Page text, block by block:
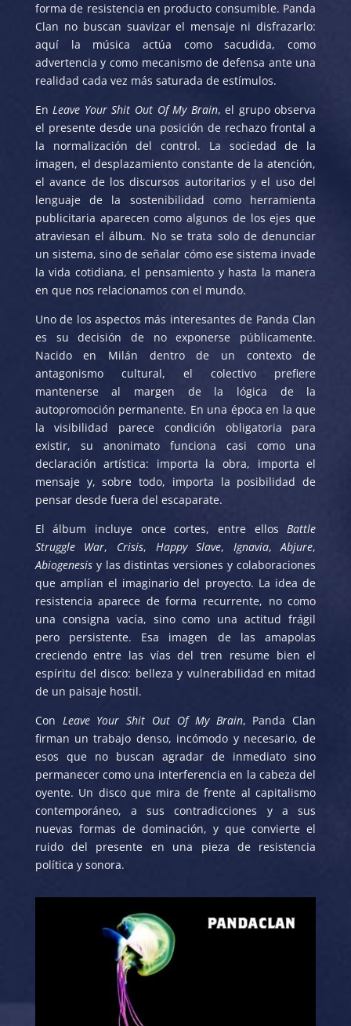
forma de resistencia en producto consumible. Panda
Clan no buscan suavizar el mensaje ni disfrazarlo:
aquí la música actúa como sacudida, como
advertencia y como mecanismo de defensa ante una
realidad cada vez más saturada de estímulos.
EnLeave Your Shit Out Of My Brain, el grupo observa
el presente desde una posición de rechazo frontal a
la normalización del control. La sociedad de la
imagen, el desplazamiento constante de la atención,
el avance de los discursos autoritarios y el uso del
lenguaje de la sostenibilidad como herramienta
publicitaria aparecen como algunos de los ejes que
atraviesan el álbum. No se trata solo de denunciar
un sistema, sino de señalar cómo ese sistema invade
la vida cotidiana, el pensamiento y hasta la manera
en que nos relacionamos con el mundo.
Uno de los aspectos más interesantes de Panda Clan
es su decisión de no exponerse públicamente.
Nacido en Milán dentro de un contexto de
antagonismo cultural, el colectivo prefiere
mantenerse al margen de la lógica de la
autopromoción permanente. En una época en la que
la visibilidad parece condición obligatoria para
existir, su anonimato funciona casi como una
declaración artística: importa la obra, importa el
mensaje y, sobre todo, importa la posibilidad de
pensar desde fuera del escaparate.
El álbum incluye once cortes, entre ellosBattle
Struggle War, Crisis, Happy Slave, Ignavia,Abjure,
Abiogenesisy las distintas versiones y colaboraciones
que amplían el imaginario del proyecto. La idea de
resistencia aparece de forma recurrente, no como
una consigna vacía, sino como una actitud frágil
pero persistente. Esa imagen de las amapolas
creciendo entre las vías del tren resume bien el
espíritu del disco: belleza y vulnerabilidad en mitad
de un paisaje hostil.
Con Leave Your Shit Out Of My Brain, Panda Clan
firman un trabajo denso, incómodo y necesario, de
esos que no buscan agradar de inmediato sino
permanecer como una interferencia en la cabeza del
oyente. Un disco que mira de frente al capitalismo
contemporáneo, a sus contradicciones y a sus
nuevas formas de dominación, y que convierte el
ruido del presente en una pieza de resistencia
política y sonora.